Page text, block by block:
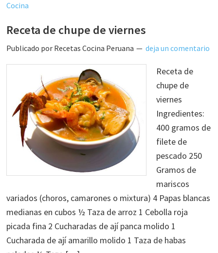
Cocina
Receta de chupe de viernes
Publicado por Recetas Cocina Peruana deja un comentario
Receta de
chupe de
viernes
Ingredientes:
400 gramos de
filete de
pescado 250
Gramos de
mariscos
variados (choros, camarones o mixtura) 4 Papas blancas
medianas en cubos ½ Taza de arroz 1 Cebolla roja
picada fina 2 Cucharadas de ají panca molido 1
Cucharada de ají amarillo molido 1 Taza de habas